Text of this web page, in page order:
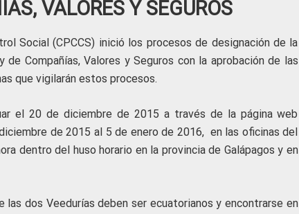
VALORES Y SEGUROS
Social (CPCCS) inició los procesos de designación de la
Compañías, Valores y Seguros con la aprobación de las
que vigilarán estos procesos.
el 20 de diciembre de 2015 a través de la página web
de 2015 al 5 de enero de 2016, en las oficinas del
dentro del huso horario en la provincia de Galápagos y en
las dos Veedurías deben ser ecuatorianos y encontrarse en